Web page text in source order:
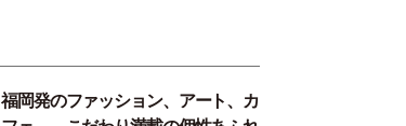
福岡発のファッション、アート、カ